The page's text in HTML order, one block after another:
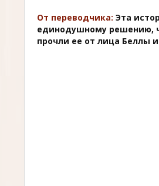
От переводчика: Эта
единодушному решению,
прочли ее от лица Беллы